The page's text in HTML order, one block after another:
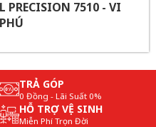
PRECISION 7510 - VI
TRẢ GÓP
0 Đồng - Lãi Suất 0%
HỖ TRỢ VỆ SINH
Miễn Phí Trọn Đời